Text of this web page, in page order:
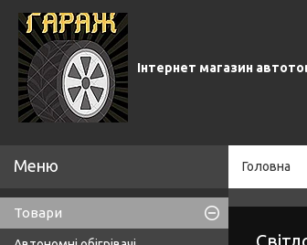
Інтернет магазин
Головна
Товари